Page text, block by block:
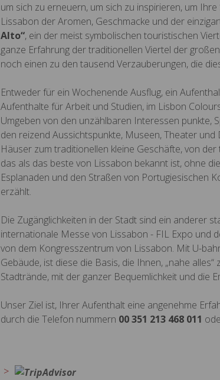
um sich zu erneuern, um sich zu inspirieren, um
Lissabon der Aromen, Geschmacke und der
Alto“, ein der meist symbolischen touristischen
ganze Erfahrung der traditionellen Viertel der
noch einen zu den tausend Verzauberungen, die
Entweder für ein Wochenende Ausflug, ein
Aufenthalte für Arbeit und Studien, im Lisbon
Umgeben von den unzählbaren Interessen punkte,
den reizend Aussichtspunkte, Museen, Theater und
Häuser zum traditionellen kleine Geschäfte, von
das als das beste von Lissabon bekannt ist, ohne
Esplanaden und den Straßen von Portugiesischen
erzählt.
Die Zugänglichkeiten in der Stadt sind ein anderer
internationale Messe von Lissabon - FIL Expo und
von dem Kongresszentrum von Lissabon. Mit U-
Gebäude, ist diese die Basis, die Ihnen, „nahe
Stadtrände, mit der ganzer Bequemlichkeit und die
Unser Ziel ist, Ihrer Aufenthalt eine angenehme
durch die Telefon nummern 00 351 213 468 011